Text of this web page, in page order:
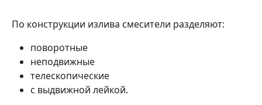
По конструкции излива смесители разделяют:
поворотные
неподвижные
телескопические
с выдвижной лейкой.